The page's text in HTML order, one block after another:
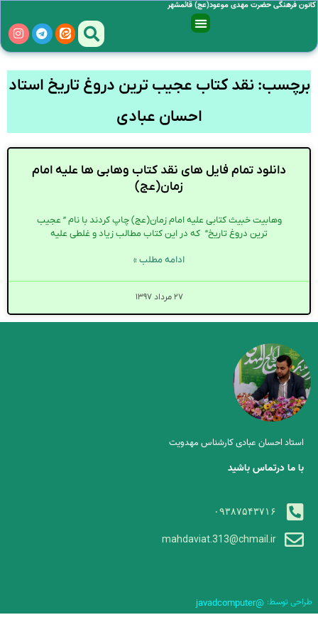
کانون فرهنگی حضرت مهدی موعود(عج) قائمشهر
برچسب: نقد کتاب عجیب ترین دروغ تاریخ استاد
احسان عبادی
دانلود تمام فایل های نقد کتاب وهابی ها علیه امام
زمان(عج)
وهابیت خبیث کتابی علیه امام زمان(عج) چاپ کردند با نام ” عجیب
ترین دروغ تاریخ” که در این کتاب مطالب زیاد و غلطی علیه
ادامه مطلب »
۲۷ مرداد ۱۳۹۷
استاد احسان عبادی کارشناس مهدویت
با ما درتماس باشید
۰۹۳۸۷۵۴۳۷۱۶
mahdaviat.313@chmail.ir
طراحی توسط: @javadcomputer